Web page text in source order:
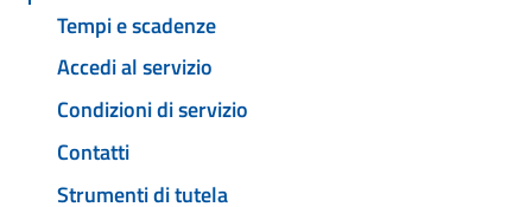
Tempi e scadenze
Accedi al servizio
Condizioni di servizio
Contatti
Strumenti di tutela